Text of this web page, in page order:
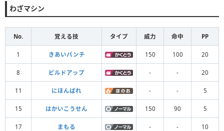
わざマシン
No. 覚える技 タイプ 威力 命中 PP
1 きあいパンチ 150 100 20
8 ビルドアップ - - 20
11 にほんばれ - - 5
15 はかいこうせん 150 90 5
17 まもる - - 10